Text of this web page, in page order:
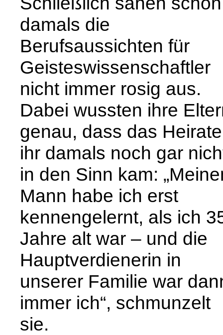
damals die
Berufsaussichten für
Geisteswissenschaftler
nicht immer rosig aus.
Dabei wussten ihre
genau, dass das
ihr damals noch gar
in den Sinn kam:
Mann habe ich erst
kennengelernt, als ich
Jahre alt war – und die
Hauptverdienerin in
unserer Familie war
immer ich“, schmunzelt
sie.